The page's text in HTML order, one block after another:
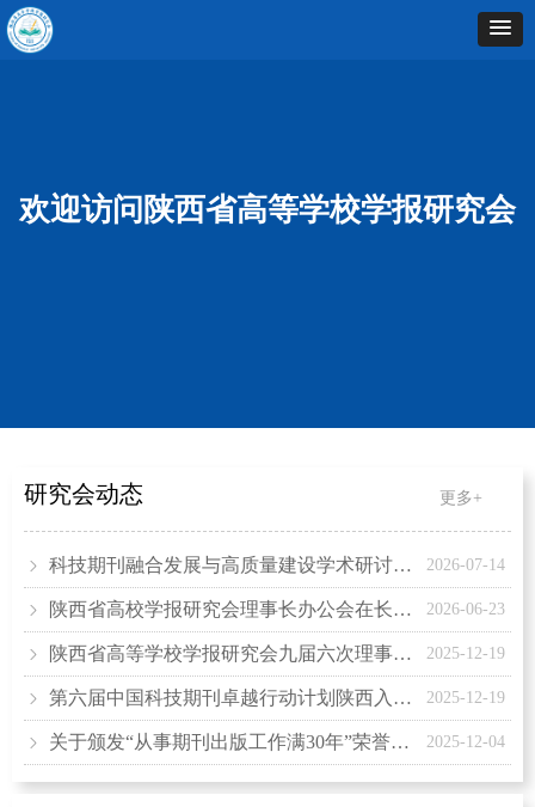
欢迎访问陕西省高等学校学报研究会
研究会动态 更多+
2026-07-14
ꁇ 科技期刊融合发展与高质量建设学术研讨会在西安成功举办
2026-06-23
ꁇ 陕西省高校学报研究会理事长办公会在长安大学召开
2025-12-19
ꁇ 陕西省高等学校学报研究会九届六次理事会议暨2025年秋季学术年会在杨凌召开
2025-12-19
ꁇ 第六届中国科技期刊卓越行动计划陕西入选期刊研讨会在杨凌召开
2025-12-04
ꁇ 关于颁发“从事期刊出版工作满30年”荣誉证书的通知